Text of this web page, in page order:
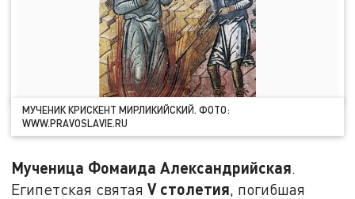
МУЧЕНИК КРИСКЕНТ МИРЛИКИЙСКИЙ. ФОТО:
WWW.PRAVOSLAVIE.RU
Мученица Фомаида Александрийская
Египетская святаяV столетия , погибшая